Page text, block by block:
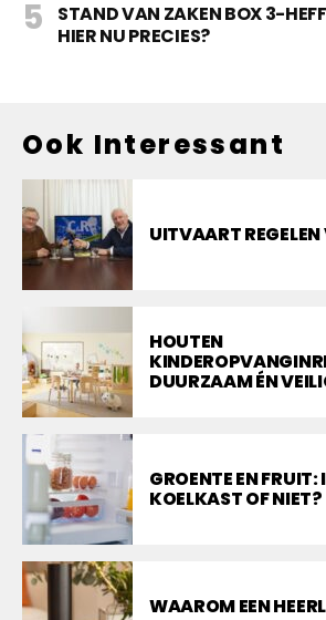
STAND VAN ZAKEN BOX 3-
HIER NU PRECIES?
Ook Interessant
UITVAART
HOUTEN
DUURZAAM ÉN
GROENTE EN FRUIT:
KOELKAST OF NIET?
WAAROM EEN